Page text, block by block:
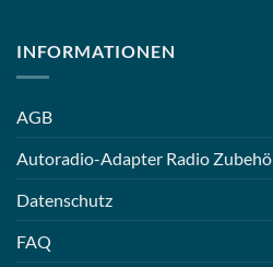
INFORMATIONEN
AGB
Autoradio-Adapter Radio
Datenschutz
FAQ